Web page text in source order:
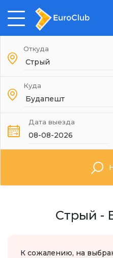
Откуда
Куда
Дата выезда
Стрый -
К сожалению, на